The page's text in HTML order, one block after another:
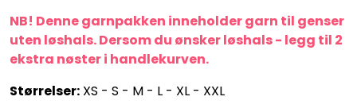
NB! Denne garnpakken inneholder garn til genser
uten løshals. Dersom du ønsker løshals - legg til 2
ekstra nøster i handlekurven.
Størrelser: XS - S - M - L - XL - XXL